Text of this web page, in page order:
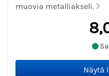
muovia metalliakseli.